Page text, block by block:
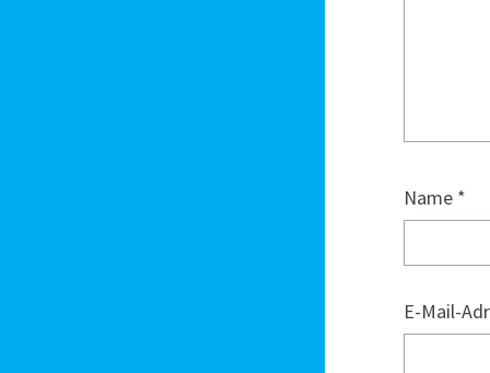
Name *
E-Mail-